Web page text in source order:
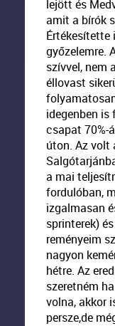
lejött és
amit a bírók
Értékesítette
győzelemre.
szívvel, nem
éllovast
idegenben
csapat 70%-
úton. Az volt
a mai
fordulóban,
izgalmasan
sprinterek)
reményeim
nagyon
hétre. Az
szeretném
volna, akkor
persze,de